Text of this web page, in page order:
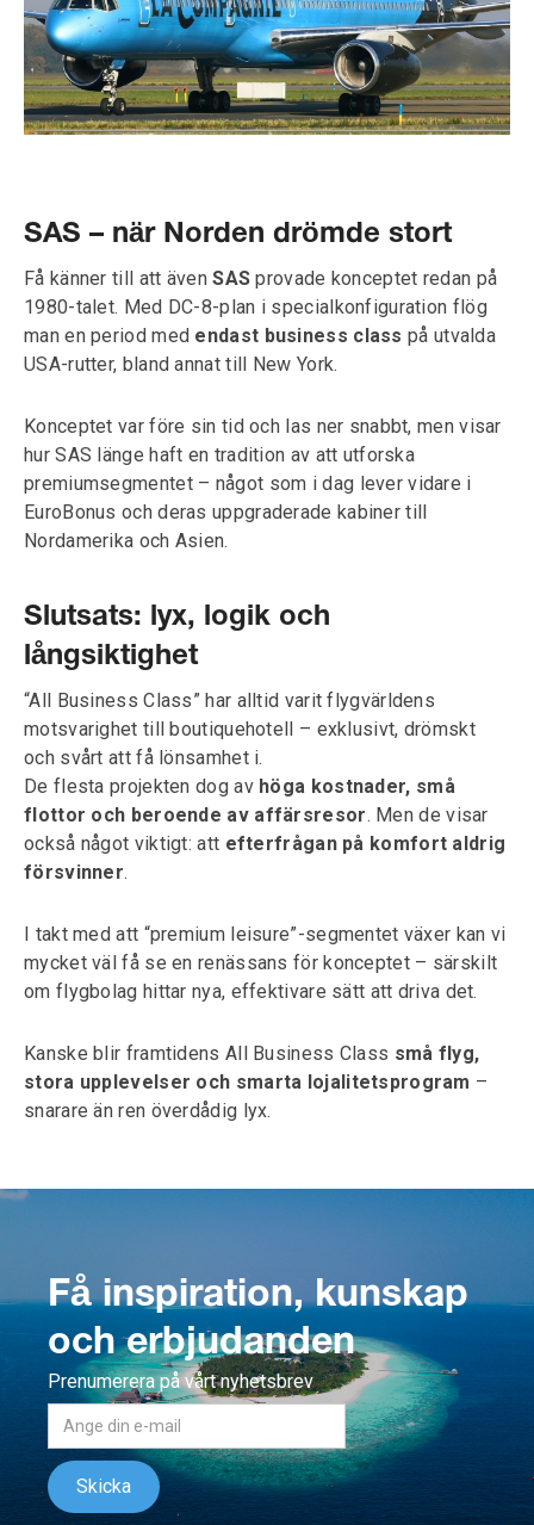
SAS – när Norden drömde stort
Få känner till att ävenSAS provade konceptet redan på
1980-talet. Med DC-8-plan i specialkonfiguration flög
man en period med endast business class på utvalda
USA-rutter, bland annat till New York.
Konceptet var före sin tid och las ner snabbt, men visar
hur SAS länge haft en tradition av att utforska
premiumsegmentet – något som i dag lever vidare i
EuroBonus och deras uppgraderade kabiner till
Nordamerika och Asien.
Slutsats: lyx, logik och
långsiktighet
“All Business Class” har alltid varit flygvärldens
motsvarighet till boutiquehotell – exklusivt, drömskt
och svårt att få lönsamhet i.
De flesta projekten dog av höga kostnader, små
flottor och beroende av affärsresor. Men de visar
också något viktigt: att efterfrågan på komfort aldrig
försvinner.
I takt med att “premium leisure”-segmentet växer kan vi
mycket väl få se en renässans för konceptet – särskilt
om flygbolag hittar nya, effektivare sätt att driva det.
Kanske blir framtidens All Business Class små flyg,
stora upplevelser och smarta lojalitetsprogram –
snarare än ren överdådig lyx.
Få inspiration, kunskap
och erbjudanden
Prenumerera på vårt nyhetsbrev